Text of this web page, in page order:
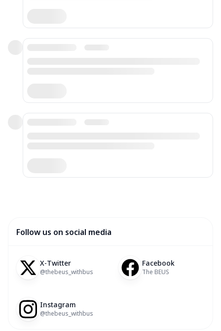
Follow us on social media
X-Twitter
@thebeus_withbus
Facebook
The BEUS
Instagram
@thebeus_withbus